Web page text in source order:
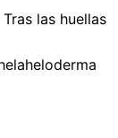
las huellas